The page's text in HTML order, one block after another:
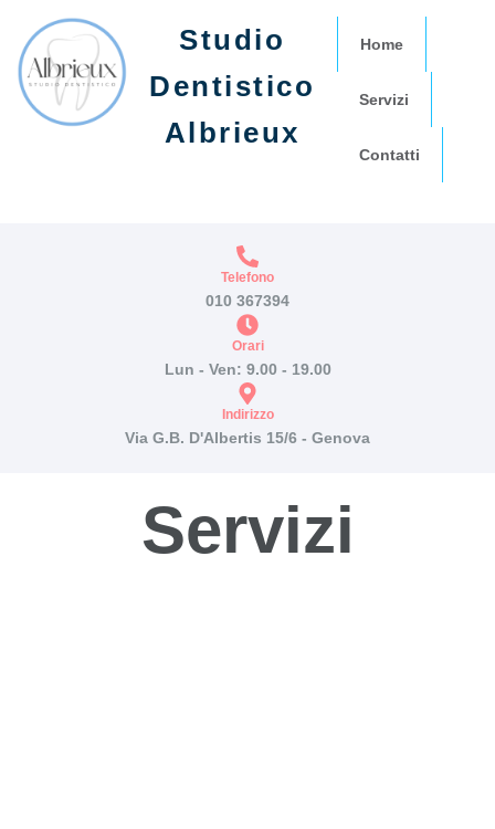
Studio
Dentistico
Albrieux
Home
Servizi
Contatti
Telefono
010 367394
Orari
Lun - Ven: 9.00 - 19.00
Indirizzo
Via G.B. D'Albertis 15/6 - Genova
Servizi